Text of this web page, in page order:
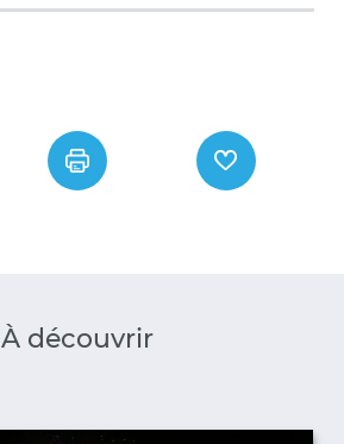
À découvrir